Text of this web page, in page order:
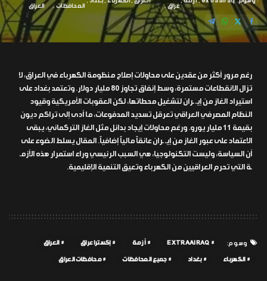
عراق
المحافظات
العراق
رغم مرور أكثر من عقدين على محاولات إصلاح منظومة الكهرباء في العراق، لا
تزال الانقطاعات مستمرة، وسط إنفاق تجاوز 80 مليار دولار. وتعتمد بغداد على
استيراد الغاز من إيـ ـران لتشغيل محطاتها، لكن العقوبات الأمريكية وقيود
النظام المصرفي العراقي تعرقل تسديد المدفوعات، ما أدى إلى تراكم ديون
بقيمة 11 مليار يورو. ورغم محاولات إيجاد بدائل مثل الغاز التركماني، يبقى
الاعتماد على عبور الغاز من إيـ ـران عائقاً مالياً إضافياً. المقال يسلط الضوء على
أن السياسة، وليست التكنولوجيا، هي السبب الرئيسي وراء استمرار هذه الأزمـ
ـة التي تحرم العراقيين من الكهرباء وتعيق التنمية الإقليمية.
وسوم: EXTRAAIRAQ أزمة إكسترا عراق العراق
الكهرباء بغداد جميع المحافظات محافظات العراق